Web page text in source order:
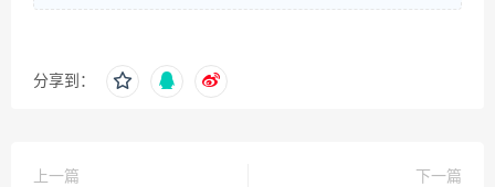
分享到：
上一篇
下一篇